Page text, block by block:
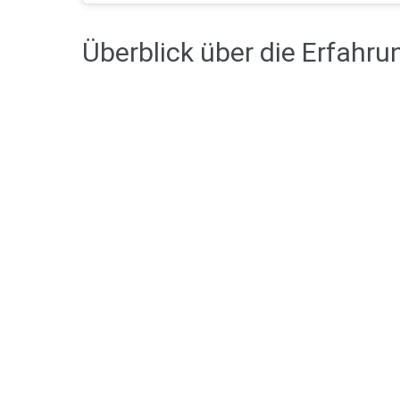
Überblick über die